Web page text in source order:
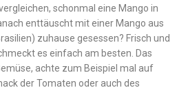
schonmal eine Mango in
enttäuscht mit einer Mango aus
zuhause gesessen? Frisch und
es einfach am besten. Das
achte zum Beispiel mal auf
der Tomaten oder auch des